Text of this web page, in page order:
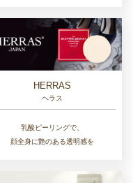
HERRAS
ヘラス
乳酸ピーリングで、
顔全身に艶のある透明感を